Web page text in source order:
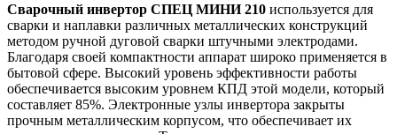
Сварочный инвертор СПЕЦ МИНИ 210 используется для
сварки и наплавки различных металлических конструкций
методом ручной дуговой сварки штучными электродами.
Благодаря своей компактности аппарат широко применяется в
бытовой сфере. Высокий уровень эффективности работы
обеспечивается высоким уровнем КПД этой модели, который
составляет 85%. Электронные узлы инвертора закрыты
прочным металлическим корпусом, что обеспечивает их